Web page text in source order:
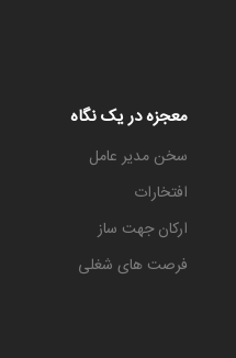
معجزه در یک نگاه
سخن مدیر عامل
افتخارات
ارکان جهت ساز
فرصت های شغلی